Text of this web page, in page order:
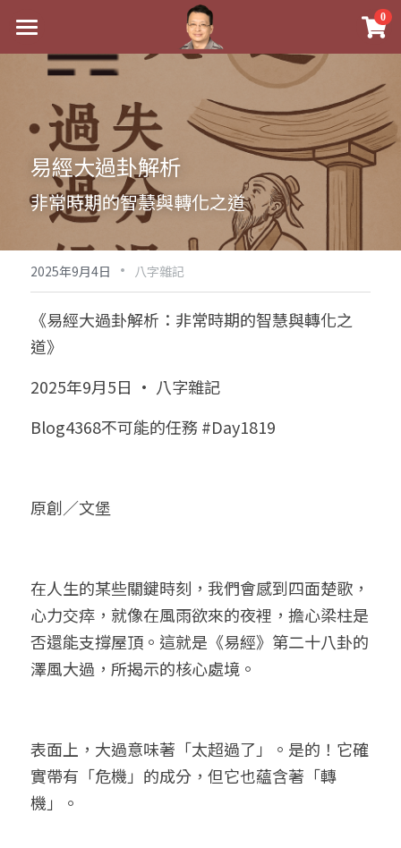
0
最新消息
關於我
實體經營
祖傳命理
手工印鑑
課程介紹
五行八字學
後天派陽宅
Blog
黃金會員專區
八字雜記
人氣最高
站長精選
好書推廌
試閱專區
Podcast聽書
八字視頻
陽宅視頻
自我挑戰
線上學苑
八字初階班2
八字進階班
八字高階班
五行計算初階班
五行計算高階班
團隊訓練營
命理商城
八字完整班
《十神高階實戰錄》完整典藏版
八字批命
我的著作
科學八字推理1
科學八字推理3
輕鬆學會科學八字推理
與我預約
上課預約
FB粉絲頁
搜索
繁體中文
0938617837
support@p8zicourse.com
五行八字線上班
易經大過卦解析
非常時期的智慧與轉化之道
2025年9月4日 · 八字雜記
《易經大過卦解析：非常時期的智慧與轉化之
道》
2025年9月5日 · 八字雜記
Blog4368不可能的任務 #Day1819
原創／文堡
在人生的某些關鍵時刻，我們會感到四面楚歌，
心力交瘁，就像在風雨欲來的夜裡，擔心梁柱是
否還能支撐屋頂。這就是《易經》第二十八卦的
澤風大過，所揭示的核心處境。
表面上，大過意味著「太超過了」。是的！它確
實帶有「危機」的成分，但它也蘊含著「轉
機」。
×
商品分類
科學八字推理PDF
《十神高階實戰錄》完整典藏版
1美元超值PDF
Podcast聽書
八字線上批命
小兒命名